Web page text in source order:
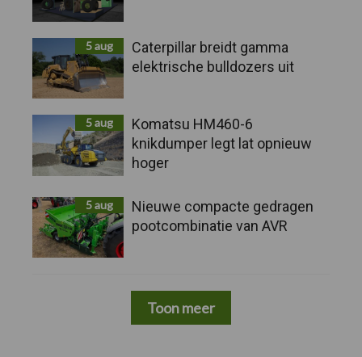
5 aug
Caterpillar breidt gamma
elektrische bulldozers uit
5 aug
Komatsu HM460-6
knikdumper legt lat opnieuw
hoger
5 aug
Nieuwe compacte gedragen
pootcombinatie van AVR
Toon meer